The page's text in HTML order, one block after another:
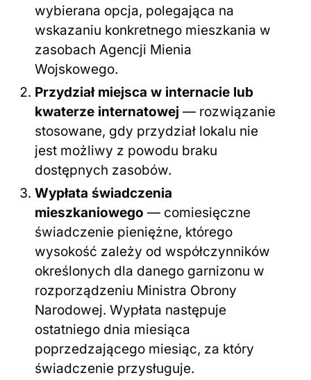
wybierana opcja, polegająca na
wskazaniu konkretnego mieszkania w
zasobach Agencji Mienia
Wojskowego.
Przydział miejsca w internacie lub
kwaterze internatowej — rozwiązanie
stosowane, gdy przydział lokalu nie
jest możliwy z powodu braku
dostępnych zasobów.
Wypłata świadczenia
mieszkaniowego — comiesięczne
świadczenie pieniężne, którego
wysokość zależy od współczynników
określonych dla danego garnizonu w
rozporządzeniu Ministra Obrony
Narodowej. Wypłata następuje
ostatniego dnia miesiąca
poprzedzającego miesiąc, za który
świadczenie przysługuje.